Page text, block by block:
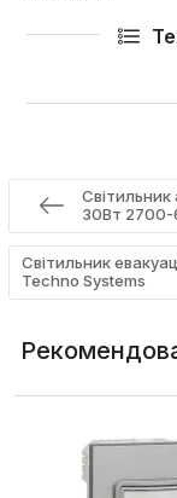
30Вт 2700-
Світильник
Techno Systems